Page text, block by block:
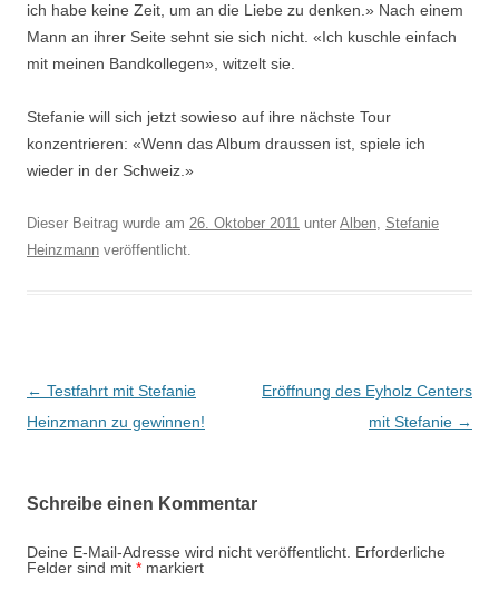
ich habe keine Zeit, um an die Liebe zu denken.» Nach einem
Mann an ihrer Seite sehnt sie sich nicht. «Ich kuschle einfach
mit meinen Bandkollegen», witzelt sie.
Stefanie will sich jetzt sowieso auf ihre nächste Tour
konzentrieren: «Wenn das Album draussen ist, spiele ich
wieder in der Schweiz.»
Dieser Beitrag wurde am 26. Oktober 2011 unter Alben, Stefanie
Heinzmann veröffentlicht.
Beitragsnavigation
← Testfahrt mit Stefanie
Heinzmann zu gewinnen!
Eröffnung des Eyholz Centers
mit Stefanie →
Schreibe einen Kommentar
Deine E-Mail-Adresse wird nicht veröffentlicht. Erforderliche
Felder sind mit * markiert